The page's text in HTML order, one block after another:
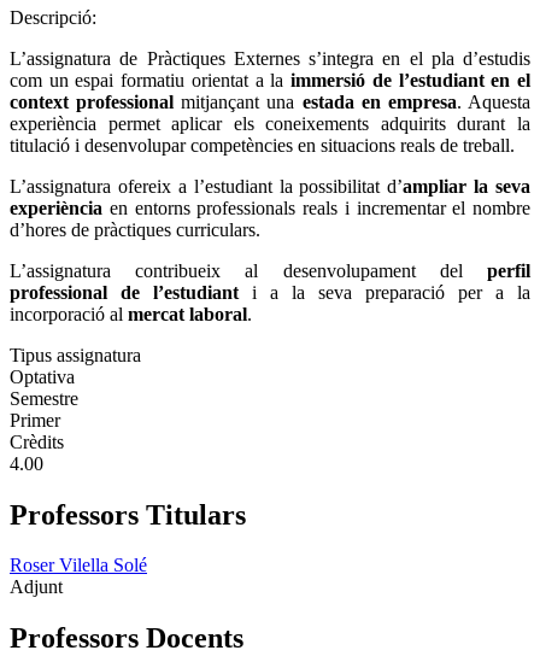
Descripció:
L’assignatura de Pràctiques Externes s’integra en el pla d’estudis
com un espai formatiu orientat a laimmersió de l’estudiant en el
context professional mitjançant una estada en empresa. Aquesta
experiència permet aplicar els coneixements adquirits durant la
titulació i desenvolupar competències en situacions reals de treball.
L’assignatura ofereix a l’estudiant la possibilitat d’ampliar la seva
experiència en entorns professionals reals i incrementar el nombre
d’hores de pràctiques curriculars.
L’assignatura contribueix al desenvolupament del perfil
professional de l’estudiant i a la seva preparació per a la
incorporació al mercat laboral.
Tipus assignatura
Optativa
Semestre
Primer
Crèdits
4.00
Professors Titulars
Roser Vilella Solé
Adjunt
Professors Docents